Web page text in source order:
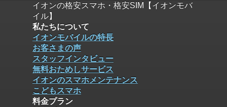
イオンの格安スマホ・格安SIM【イオンモバ
イル】
私たちについて
イオンモバイルの特長
お客さまの声
スタッフインタビュー
無料おためしサービス
イオンのスマホメンテナンス
こどもスマホ
料金プラン